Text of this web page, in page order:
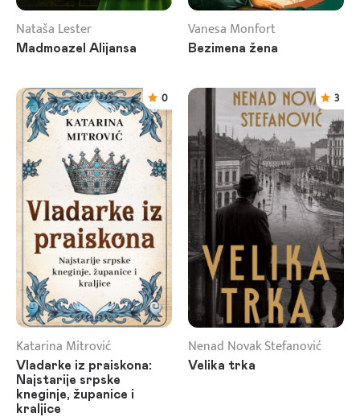
Nataša Lester
Madmoazel Alijansa
Vanesa Monfort
Bezimena žena
0
Katarina Mitrović
Vladarke iz praiskona:
Najstarije srpske
kneginje, županice i
kraljice
3
Nenad Novak Stefanović
Velika trka